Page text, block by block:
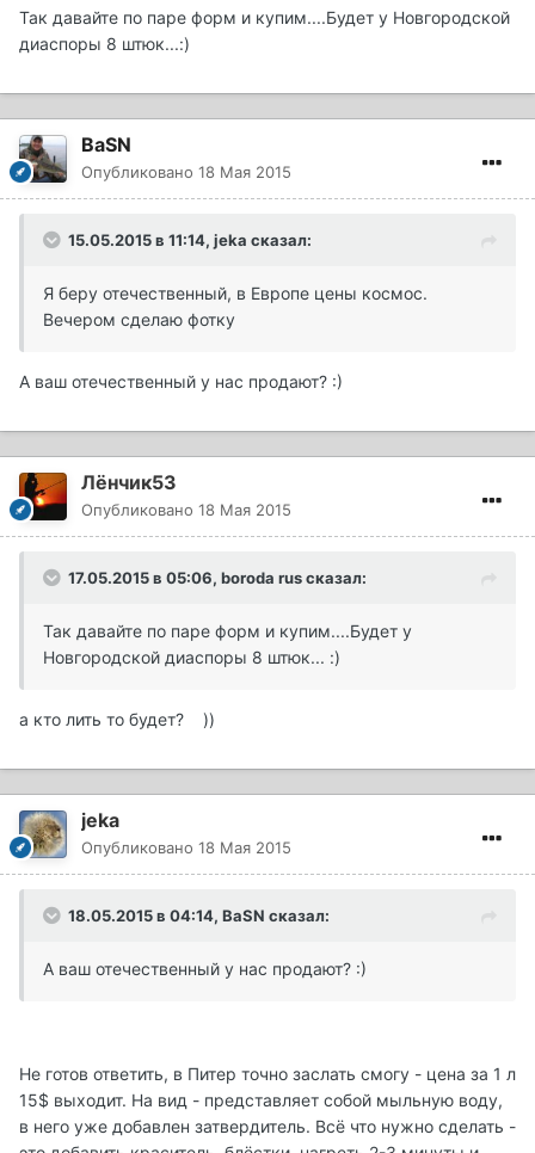
Так давайте по паре форм и купим....Будет у Новгородской
диаспоры 8 штюк...:)
BaSN
Опубликовано 18 Мая 2015
15.05.2015 в 11:14, jeka сказал:
Я беру отечественный, в Европе цены космос.
Вечером сделаю фотку
А ваш отечественный у нас продают? :)
Лёнчик53
Опубликовано 18 Мая 2015
17.05.2015 в 05:06, boroda rus сказал:
Так давайте по паре форм и купим....Будет у
Новгородской диаспоры 8 штюк... :)
а кто лить то будет? ))
jeka
Опубликовано 18 Мая 2015
18.05.2015 в 04:14, BaSN сказал:
А ваш отечественный у нас продают? :)
Не готов ответить, в Питер точно заслать смогу - цена за 1 л
15$ выходит. На вид - представляет собой мыльную воду,
в него уже добавлен затвердитель. Всё что нужно сделать -